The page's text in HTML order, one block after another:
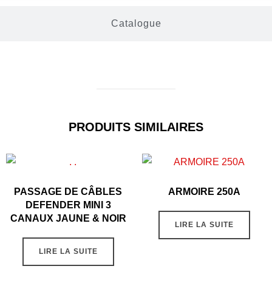
Catalogue
PRODUITS SIMILAIRES
PASSAGE DE CÂBLES
DEFENDER MINI 3
CANAUX JAUNE & NOIR
LIRE LA SUITE
ARMOIRE 250A
LIRE LA SUITE